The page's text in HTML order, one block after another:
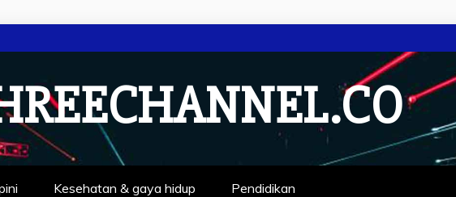
Kesehatan & gaya hidup Pendidikan